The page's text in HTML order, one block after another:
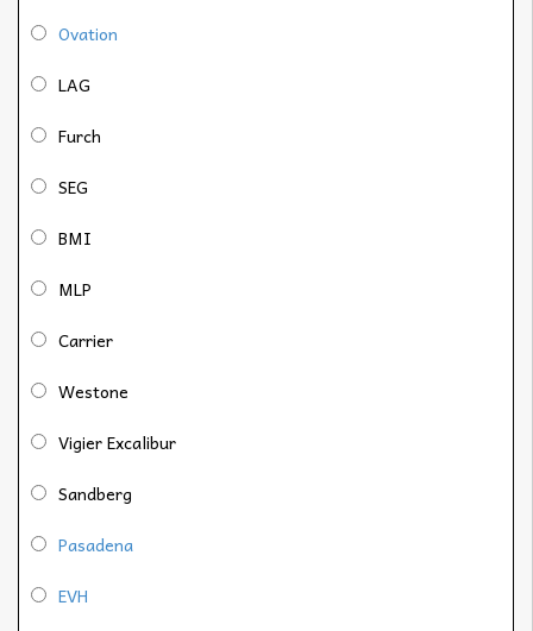
Ovation
LAG
Furch
SEG
BMI
MLP
Carrier
Westone
Vigier Excalibur
Sandberg
Pasadena
EVH